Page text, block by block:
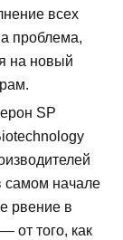
всех
проблема,
на новый
SP
самом начале
рвение в
от того, как